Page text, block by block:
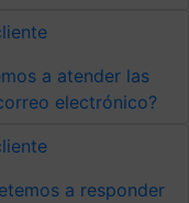
a atender las
electrónico?
a responder